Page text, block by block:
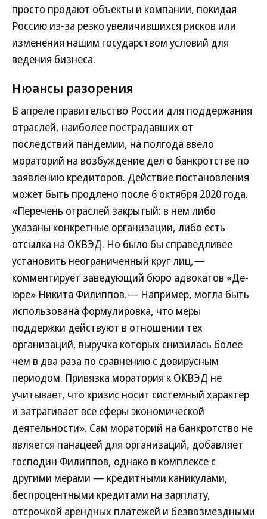
просто продают объекты и компании, покидая
Россию из-за резко увеличившихся рисков или
изменения нашим государством условий для
ведения бизнеса.
Нюансы разорения
В апреле правительство России для поддержания
отраслей, наиболее пострадавших от
последствий пандемии, на полгода ввело
мораторий на возбуждение дел о банкротстве по
заявлению кредиторов. Действие постановления
может быть продлено после 6 октября 2020 года.
«Перечень отраслей закрытый: в нем либо
указаны конкретные организации, либо есть
отсылка на ОКВЭД. Но было бы справедливее
установить неограниченный круг лиц,—
комментирует заведующий бюро адвокатов «Де-
юре» Никита Филиппов.— Например, могла быть
использована формулировка, что меры
поддержки действуют в отношении тех
организаций, выручка которых снизилась более
чем в два раза по сравнению с довирусным
периодом. Привязка моратория к ОКВЭД не
учитывает, что кризис носит системный характер
и затрагивает все сферы экономической
деятельности». Сам мораторий на банкротство не
является панацеей для организаций, добавляет
господин Филиппов, однако в комплексе с
другими мерами — кредитными каникулами,
беспроцентными кредитами на зарплату,
отсрочкой арендных платежей и безвозмездными